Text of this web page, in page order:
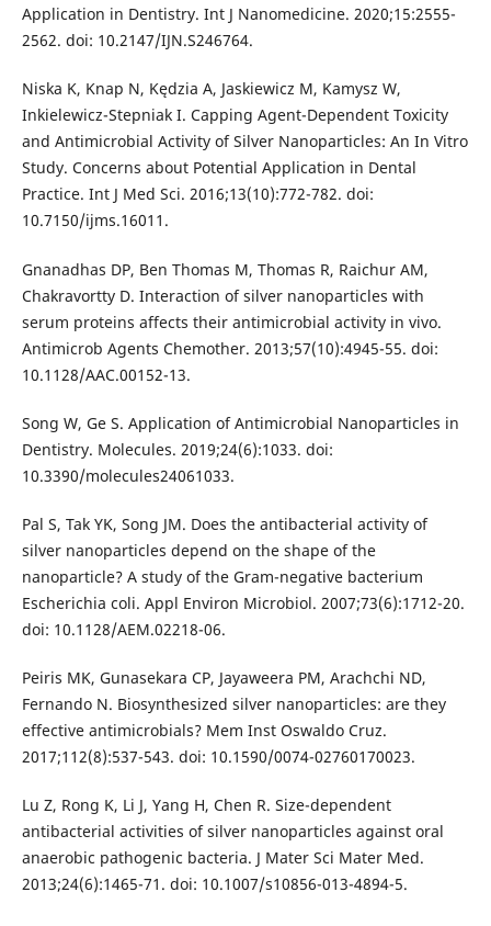
Application in Dentistry. Int J Nanomedicine. 2020;15:2555-
2562. doi: 10.2147/IJN.S246764.
Niska K, Knap N, Kędzia A, Jaskiewicz M, Kamysz W,
Inkielewicz-Stepniak I. Capping Agent-Dependent Toxicity
and Antimicrobial Activity of Silver Nanoparticles: An In Vitro
Study. Concerns about Potential Application in Dental
Practice. Int J Med Sci. 2016;13(10):772-782. doi:
10.7150/ijms.16011.
Gnanadhas DP, Ben Thomas M, Thomas R, Raichur AM,
Chakravortty D. Interaction of silver nanoparticles with
serum proteins affects their antimicrobial activity in vivo.
Antimicrob Agents Chemother. 2013;57(10):4945-55. doi:
10.1128/AAC.00152-13.
Song W, Ge S. Application of Antimicrobial Nanoparticles in
Dentistry. Molecules. 2019;24(6):1033. doi:
10.3390/molecules24061033.
Pal S, Tak YK, Song JM. Does the antibacterial activity of
silver nanoparticles depend on the shape of the
nanoparticle? A study of the Gram-negative bacterium
Escherichia coli. Appl Environ Microbiol. 2007;73(6):1712-20.
doi: 10.1128/AEM.02218-06.
Peiris MK, Gunasekara CP, Jayaweera PM, Arachchi ND,
Fernando N. Biosynthesized silver nanoparticles: are they
effective antimicrobials? Mem Inst Oswaldo Cruz.
2017;112(8):537-543. doi: 10.1590/0074-02760170023.
Lu Z, Rong K, Li J, Yang H, Chen R. Size-dependent
antibacterial activities of silver nanoparticles against oral
anaerobic pathogenic bacteria. J Mater Sci Mater Med.
2013;24(6):1465-71. doi: 10.1007/s10856-013-4894-5.